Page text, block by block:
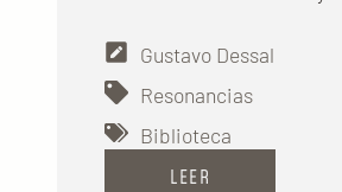
Gustavo Dessal
Resonancias
Biblioteca
LEER